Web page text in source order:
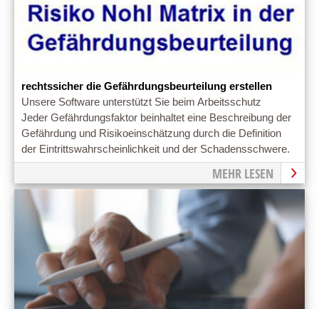
rechtssicher die Gefährdungsbeurteilung erstellen
Unsere Software unterstützt Sie beim Arbeitsschutz
Jeder Gefährdungsfaktor beinhaltet eine Beschreibung der
Gefährdung und Risikoeinschätzung durch die Definition
der Eintrittswahrscheinlichkeit und der Schadensschwere.
MEHR LESEN